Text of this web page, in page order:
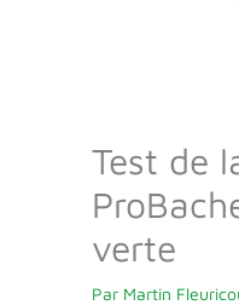
Test de
verte
Par Martin